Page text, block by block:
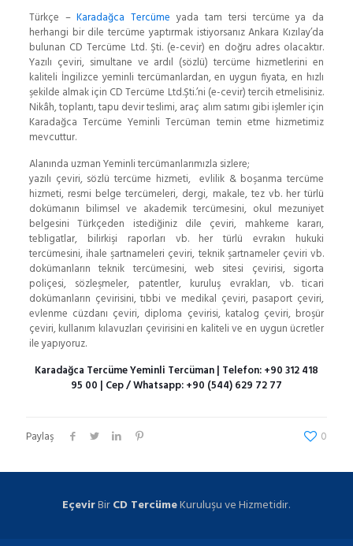
Türkçe –Karadağca Tercüme yada tam tersi tercüme ya da
herhangi bir dile tercüme yaptırmak istiyorsanız Ankara Kızılay’da
bulunan CD Tercüme Ltd. Şti. (e-cevir) en doğru adres olacaktır.
Yazılı çeviri, simultane ve ardıl (sözlü) tercüme hizmetlerini en
kaliteli İngilizce yeminli tercümanlardan, en uygun fiyata, en hızlı
şekilde almak için CD Tercüme Ltd.Şti.’ni (e-cevir) tercih etmelisiniz.
Nikâh, toplantı, tapu devir teslimi, araç alım satımı gibi işlemler için
Karadağca Tercüme Yeminli Tercüman temin etme hizmetimiz
mevcuttur.
Alanında uzman Yeminli tercümanlarımızla sizlere;
yazılı çeviri, sözlü tercüme hizmeti, evlilik & boşanma tercüme
hizmeti, resmi belge tercümeleri, dergi, makale, tez vb. her türlü
dokümanın bilimsel ve akademik tercümesini, okul mezuniyet
belgesini Türkçeden istediğiniz dile çeviri, mahkeme kararı,
tebligatlar, bilirkişi raporları vb. her türlü evrakın hukuki
tercümesini, ihale şartnameleri çeviri, teknik şartnameler çeviri vb.
dokümanların teknik tercümesini, web sitesi çevirisi, sigorta
poliçesi, sözleşmeler, patentler, kuruluş evrakları, vb. ticari
dokümanların çevirisini, tıbbi ve medikal çeviri, pasaport çeviri,
evlenme cüzdanı çeviri, diploma çevirisi, katalog çeviri, broşür
çeviri, kullanım kılavuzları çevirisini en kaliteli ve en uygun ücretler
ile yapıyoruz.
Karadağca Tercüme Yeminli Tercüman | Telefon:+90 312 418
95 00 | Cep / Whatsapp:+90 (544) 629 72 77
Paylaş 0
EçevirBirCD TercümeKuruluşu ve Hizmetidir.